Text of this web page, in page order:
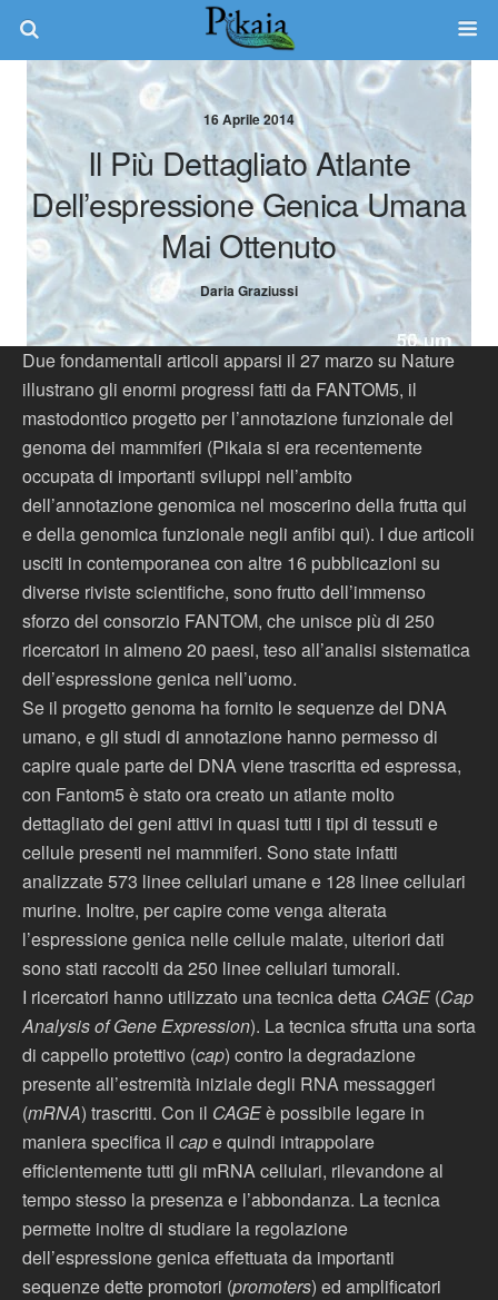
16 Aprile 2014
Il Più Dettagliato Atlante
Dell’espressione Genica Umana
Mai Ottenuto
Daria Graziussi
Due fondamentali articoli apparsi il 27 marzo su Nature
illustrano gli enormi progressi fatti da FANTOM5, il
mastodontico progetto per l’annotazione funzionale del
genoma dei mammiferi (Pikaia si era recentemente
occupata di importanti sviluppi nell’ambito
dell’annotazione genomica nel moscerino della frutta qui
e della genomica funzionale negli anfibi qui). I due articoli
usciti in contemporanea con altre 16 pubblicazioni su
diverse riviste scientifiche, sono frutto dell’immenso
sforzo del consorzio FANTOM, che unisce più di 250
ricercatori in almeno 20 paesi, teso all’analisi sistematica
dell’espressione genica nell’uomo.
Se il progetto genoma ha fornito le sequenze del DNA
umano, e gli studi di annotazione hanno permesso di
capire quale parte del DNA viene trascritta ed espressa,
con Fantom5 è stato ora creato un atlante molto
dettagliato dei geni attivi in quasi tutti i tipi di tessuti e
cellule presenti nei mammiferi. Sono state infatti
analizzate 573 linee cellulari umane e 128 linee cellulari
murine. Inoltre, per capire come venga alterata
l’espressione genica nelle cellule malate, ulteriori dati
sono stati raccolti da 250 linee cellulari tumorali.
I ricercatori hanno utilizzato una tecnica detta CAGE (Cap
Analysis of Gene Expression). La tecnica sfrutta una sorta
di cappello protettivo (cap) contro la degradazione
presente all’estremità iniziale degli RNA messaggeri
(mRNA) trascritti. Con il CAGEè possibile legare in
maniera specifica il cape quindi intrappolare
efficientemente tutti gli mRNA cellulari, rilevandone al
tempo stesso la presenza e l’abbondanza. La tecnica
permette inoltre di studiare la regolazione
dell’espressione genica effettuata da importanti
sequenze dette promotori (promoters) ed amplificatori